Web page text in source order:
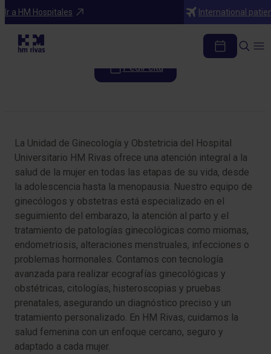
Ir a HM Hospitales International
Especialidades
Ginecología y Obstetricia
Pedir cita
La Unidad de Ginecología y Obstetricia del Hospital
Universitario HM Rivas ofrece una atención integral a la
salud de la mujer en todas las etapas de su vida, desde
la adolescencia hasta la menopausia. Nuestro equipo de
ginecólogos y obstetras está especializado en el
seguimiento del embarazo, la atención al parto y el
tratamiento de patologías ginecológicas como miomas,
endometriosis, alteraciones menstruales, infecciones o
problemas hormonales. Contamos con tecnología
avanzada para realizar ecografías ginecológicas y
obstétricas, citologías, histeroscopias y pruebas
prenatales, asegurando un diagnóstico preciso y un
tratamiento personalizado. En HM Rivas, cuidamos la
salud femenina con un enfoque cercano, seguro y
adaptado a cada mujer.